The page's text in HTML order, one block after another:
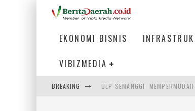
EKONOMI BISNIS
VIBIZMEDIA
BREAKING ULP SEMANGGI: